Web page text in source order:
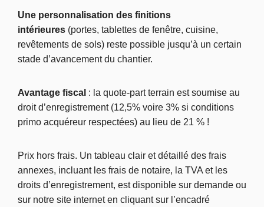
Une personnalisation des finitions
intérieures (portes, tablettes de fenêtre, cuisine,
revêtements de sols) reste possible jusqu’à un certain
stade d’avancement du chantier.
Avantage fiscal : la quote-part terrain est soumise au
droit d’enregistrement (12,5% voire 3% si conditions
primo acquéreur respectées) au lieu de 21 % !
Prix hors frais. Un tableau clair et détaillé des frais
annexes, incluant les frais de notaire, la TVA et les
droits d’enregistrement, est disponible sur demande ou
sur notre site internet en cliquant sur l’encadré